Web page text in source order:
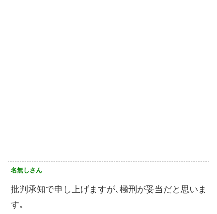
名無しさん
批判承知で申し上げますが､極刑が妥当だと思いま
す｡